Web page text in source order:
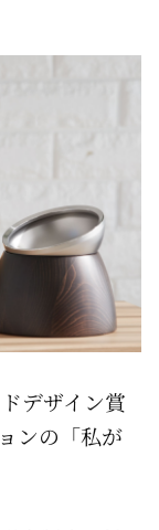
デザイン賞
ンの「私が